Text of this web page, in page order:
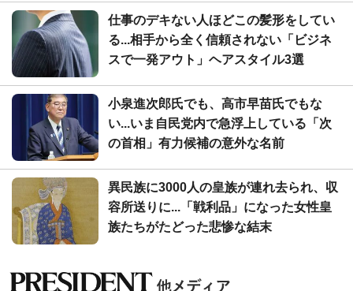
仕事のデキない人ほどこの髪形をしてい
る...相手から全く信頼されない「ビジネ
スで一発アウト」ヘアスタイル3選
小泉進次郎氏でも、高市早苗氏でもな
い...いま自民党内で急浮上している「次
の首相」有力候補の意外な名前
異民族に3000人の皇族が連れ去られ、収
容所送りに...「戦利品」になった女性皇
族たちがたどった悲惨な結末